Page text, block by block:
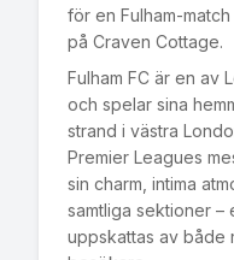
för en Fulham-
på Craven Cottage.
Fulham FC är en av
och spelar sina
strand i västra
Premier Leagues
sin charm, intima
samtliga sektioner –
uppskattas av både